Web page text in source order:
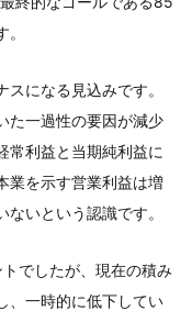
になる見込みです。
た一過性の要因が減少
常利益と当期純利益に
業を示す営業利益は増
いという認識です。
でしたが、現在の積み
、一時的に低下してい